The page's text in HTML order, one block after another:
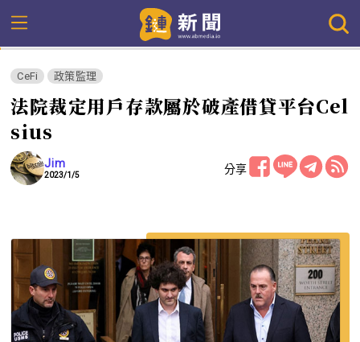
CeFi 政策監理
法院裁定用戶存款屬於破產借貸平台Cel
sius
Jim
2023/1/5 分享